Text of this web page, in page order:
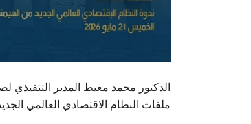
الدكتور محمد معيط المدير
ملفات النظام الاقتصادي العالمي